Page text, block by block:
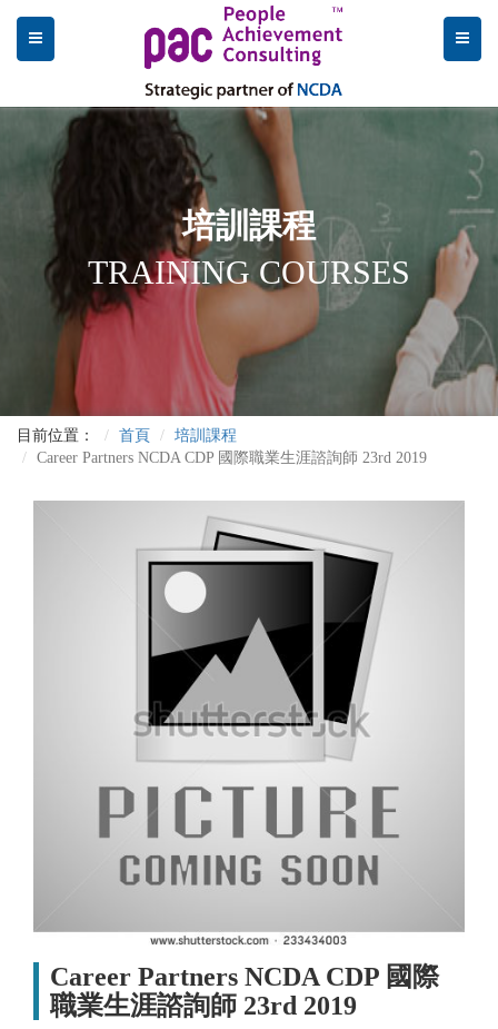
培訓課程
TRAINING COURSES
目前位置： 首頁
培訓課程
Career Partners NCDA CDP 國際職業生涯諮詢師 23rd 2019
Career Partners NCDA CDP 國際
職業生涯諮詢師 23rd 2019